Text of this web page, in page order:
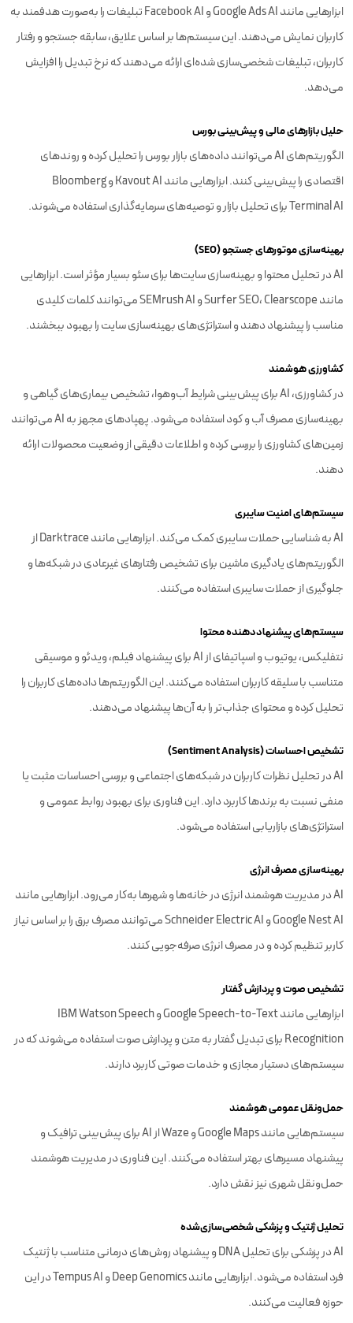
ابزارهایی مانند Google Ads AI و Facebook AI تبلیغات را به‌صورت هدفمند به
کاربران نمایش می‌دهند. این سیستم‌ها بر اساس علایق، سابقه جستجو و رفتار
کاربران، تبلیغات شخصی‌سازی شده‌ای ارائه می‌دهند که نرخ تبدیل را افزایش
می‌دهد.
حلیل بازارهای مالی و پیش‌بینی بورس
الگوریتم‌های AI می‌توانند داده‌های بازار بورس را تحلیل کرده و روندهای
اقتصادی را پیش‌بینی کنند. ابزارهایی مانند Kavout AI و Bloomberg
Terminal AI برای تحلیل بازار و توصیه‌های سرمایه‌گذاری استفاده می‌شوند.
بهینه‌سازی موتورهای جستجو (SEO)
AI در تحلیل محتوا و بهینه‌سازی سایت‌ها برای سئو بسیار مؤثر است. ابزارهایی
مانند Surfer SEO، Clearscope و SEMrush AI می‌توانند کلمات کلیدی
مناسب را پیشنهاد دهند و استراتژی‌های بهینه‌سازی سایت را بهبود ببخشند.
کشاورزی هوشمند
در کشاورزی، AI برای پیش‌بینی شرایط آب‌وهوا، تشخیص بیماری‌های گیاهی و
بهینه‌سازی مصرف آب و کود استفاده می‌شود. پهپادهای مجهز به AI می‌توانند
زمین‌های کشاورزی را بررسی کرده و اطلاعات دقیقی از وضعیت محصولات ارائه
دهند.
سیستم‌های امنیت سایبری
AI به شناسایی حملات سایبری کمک می‌کند. ابزارهایی مانند Darktrace از
الگوریتم‌های یادگیری ماشین برای تشخیص رفتارهای غیرعادی در شبکه‌ها و
جلوگیری از حملات سایبری استفاده می‌کنند.
سیستم‌های پیشنهاددهنده محتوا
نتفلیکس، یوتیوب و اسپاتیفای از AI برای پیشنهاد فیلم، ویدئو و موسیقی
متناسب با سلیقه کاربران استفاده می‌کنند. این الگوریتم‌ها داده‌های کاربران را
تحلیل کرده و محتوای جذاب‌تر را به آن‌ها پیشنهاد می‌دهند.
تشخیص احساسات (Sentiment Analysis)
AI در تحلیل نظرات کاربران در شبکه‌های اجتماعی و بررسی احساسات مثبت یا
منفی نسبت به برندها کاربرد دارد. این فناوری برای بهبود روابط عمومی و
استراتژی‌های بازاریابی استفاده می‌شود.
بهینه‌سازی مصرف انرژی
AI در مدیریت هوشمند انرژی در خانه‌ها و شهرها به‌کار می‌رود. ابزارهایی مانند
Google Nest AI و Schneider Electric AI می‌توانند مصرف برق را بر اساس نیاز
کاربر تنظیم کرده و در مصرف انرژی صرفه‌جویی کنند.
تشخیص صوت و پردازش گفتار
ابزارهایی مانند Google Speech-to-Text و IBM Watson Speech
Recognition برای تبدیل گفتار به متن و پردازش صوت استفاده می‌شوند که در
سیستم‌های دستیار مجازی و خدمات صوتی کاربرد دارند.
حمل‌ونقل عمومی هوشمند
سیستم‌هایی مانند Google Maps و Waze از AI برای پیش‌بینی ترافیک و
پیشنهاد مسیرهای بهتر استفاده می‌کنند. این فناوری در مدیریت هوشمند
حمل‌ونقل شهری نیز نقش دارد.
تحلیل ژنتیک و پزشکی شخصی‌سازی‌شده
AI در پزشکی برای تحلیل DNA و پیشنهاد روش‌های درمانی متناسب با ژنتیک
فرد استفاده می‌شود. ابزارهایی مانند Deep Genomics و Tempus AI در این
حوزه فعالیت می‌کنند.